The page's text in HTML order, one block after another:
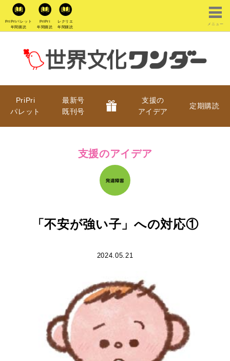
PriPriパレット
年間購読
PriPri
年間購読
レクリエ
年間購読
メニュー
PriPri
パレット
最新号
既刊号
支援の
アイデア
定期購読
支援のアイデア
「不安が強い子」への対応①
2024.05.21